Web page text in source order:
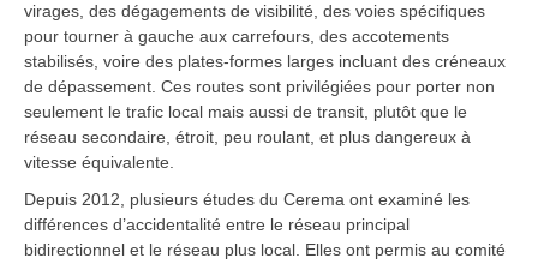
virages, des dégagements de visibilité, des voies spécifiques
pour tourner à gauche aux carrefours, des accotements
stabilisés, voire des plates-formes larges incluant des créneaux
de dépassement. Ces routes sont privilégiées pour porter non
seulement le trafic local mais aussi de transit, plutôt que le
réseau secondaire, étroit, peu roulant, et plus dangereux à
vitesse équivalente.
Depuis 2012, plusieurs études du Cerema ont examiné les
différences d’accidentalité entre le réseau principal
bidirectionnel et le réseau plus local. Elles ont permis au comité